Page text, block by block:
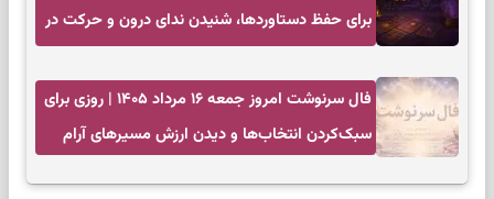
برای حفظ دستاوردها، شنیدن ندای درون و حرکت در
فال سرنوشت امروز جمعه ۱۶ مرداد ۱۴۰۵ | روزی برای
سبک‌کردن انتخاب‌ها و دیدن ارزش مسیرهای آرام